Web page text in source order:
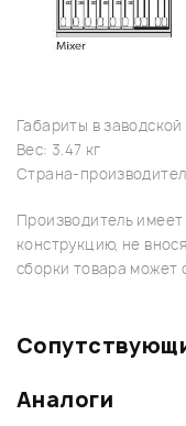
Габариты в заводской
Вес: 3.47 кг
Страна-
Производитель
конструкцию, не
сборки товара может
Аналоги